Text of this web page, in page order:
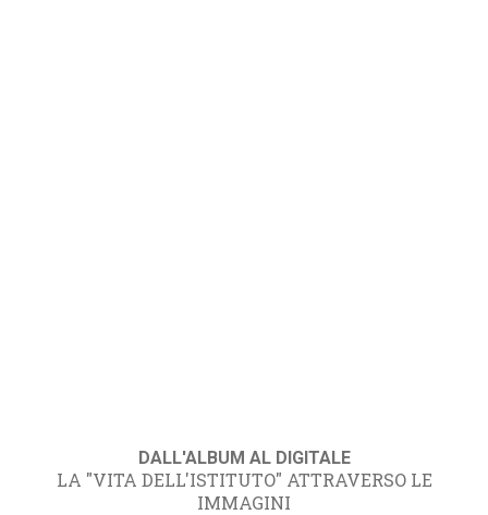
DALL'ALBUM AL DIGITALE
LA "VITA DELL'ISTITUTO" ATTRAVERSO LE
IMMAGINI